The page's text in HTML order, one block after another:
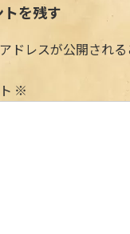
トを残す
ドレスが公開される
※